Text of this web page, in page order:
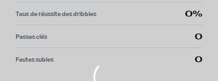
Taux de réussite des dribbles 0%
Passes clés 0
Fautes subies 0